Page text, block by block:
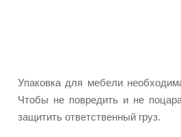
Упаковка для мебели
Чтобы не повредить и не
защитить ответственный груз.